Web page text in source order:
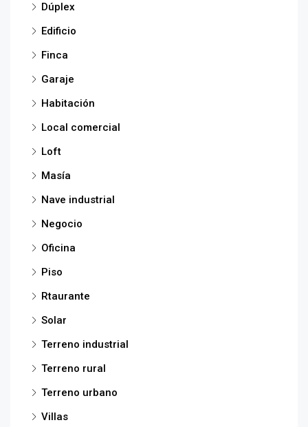
Dúplex
Edificio
Finca
Garaje
Habitación
Local comercial
Loft
Masía
Nave industrial
Negocio
Oficina
Piso
Rtaurante
Solar
Terreno industrial
Terreno rural
Terreno urbano
Villas